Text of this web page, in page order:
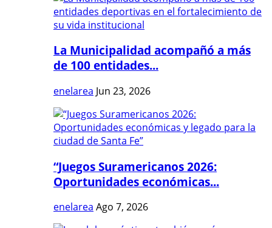
La Municipalidad acompañó a más
de 100 entidades...
enelarea Jun 23, 2026
“Juegos Suramericanos 2026:
Oportunidades económicas...
enelarea Ago 7, 2026